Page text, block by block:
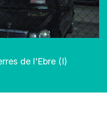
de l'Ebre (I)